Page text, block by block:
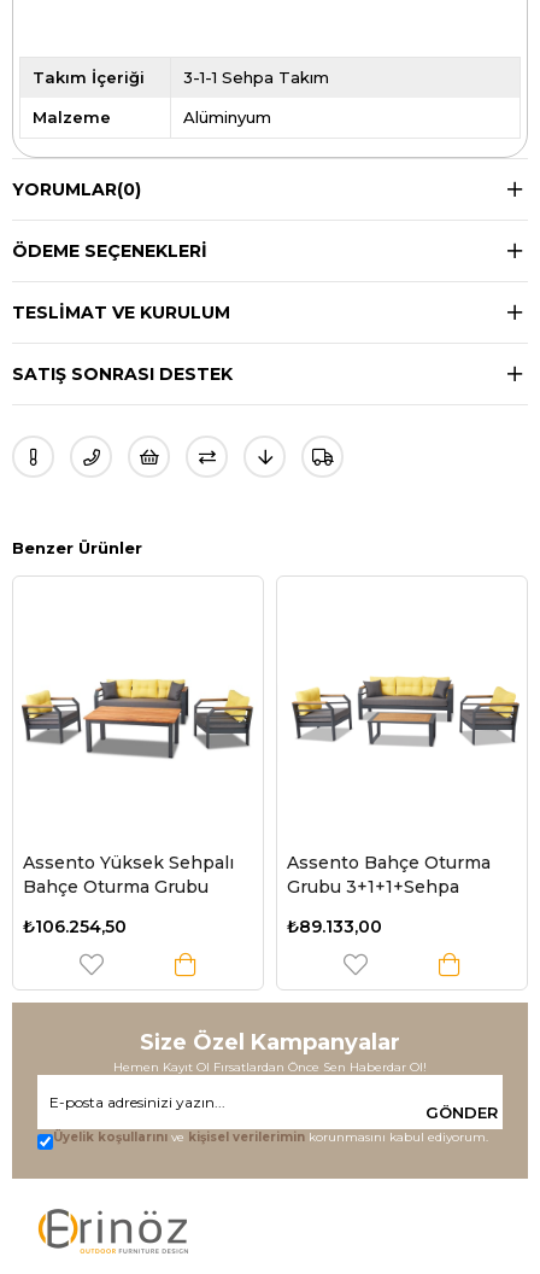
Takım İçeriği 3-1-1 Sehpa Takım
Malzeme Alüminyum
YORUMLAR(0)
ÖDEME SEÇENEKLERI
TESLIMAT VE KURULUM
SATIŞ SONRASI DESTEK
Benzer Ürünler
Assento Yüksek Sehpalı
Bahçe Oturma Grubu
₺106.254,50
Assento Bahçe Oturma
Grubu 3+1+1+Sehpa
₺89.133,00
Size Özel Kampanyalar
Hemen Kayıt Ol Fırsatlardan Önce Sen Haberdar Ol!
GÖNDER
Üyelik koşullarını ve kişisel verilerimin korunmasını kabul ediyorum.